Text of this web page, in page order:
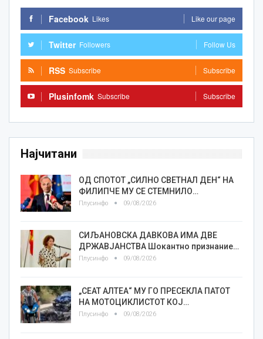
Facebook Likes Like our page
Twitter Followers Follow Us
RSS Subscribe Subscribe
Plusinfomk Subscribe Subscribe
Најчитани
ОД СПОТОТ „СИЛНО СВЕТНАЛ ДЕН“ НА
ФИЛИПЧЕ МУ СЕ СТЕМНИЛО…
Плусинфо 09/08/2026
СИЉАНОВСКА ДАВКОВА ИМА ДВЕ
ДРЖАВЈАНСТВА Шокантно признание…
Плусинфо 09/08/2026
„СЕАТ АЛТЕА“ МУ ГО ПРЕСЕКЛА ПАТОТ
НА МОТОЦИКЛИСТОТ КОЈ…
Плусинфо 09/08/2026